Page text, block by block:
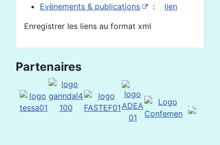
Evènements & publications
: lien
Enregistrer les liens au format xml
Partenaires